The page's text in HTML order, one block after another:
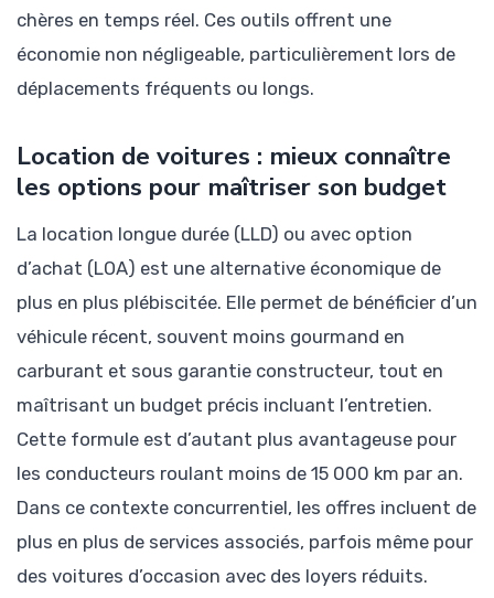
chères en temps réel. Ces outils offrent une
économie non négligeable, particulièrement lors de
déplacements fréquents ou longs.
Location de voitures : mieux connaître
les options pour maîtriser son budget
La location longue durée (LLD) ou avec option
d’achat (LOA) est une alternative économique de
plus en plus plébiscitée. Elle permet de bénéficier d’un
véhicule récent, souvent moins gourmand en
carburant et sous garantie constructeur, tout en
maîtrisant un budget précis incluant l’entretien.
Cette formule est d’autant plus avantageuse pour
les conducteurs roulant moins de 15 000 km par an.
Dans ce contexte concurrentiel, les offres incluent de
plus en plus de services associés, parfois même pour
des voitures d’occasion avec des loyers réduits.